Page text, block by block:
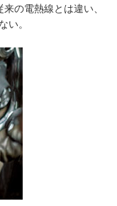
の電熱線とは違い、
い。